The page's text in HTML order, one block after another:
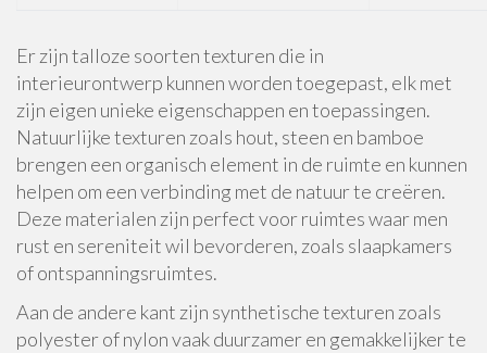
Er zijn talloze soorten texturen die in
interieurontwerp kunnen worden toegepast, elk met
zijn eigen unieke eigenschappen en toepassingen.
Natuurlijke texturen zoals hout, steen en bamboe
brengen een organisch element in de ruimte en kunnen
helpen om een verbinding met de natuur te creëren.
Deze materialen zijn perfect voor ruimtes waar men
rust en sereniteit wil bevorderen, zoals slaapkamers
of ontspanningsruimtes.
Aan de andere kant zijn synthetische texturen zoals
polyester of nylon vaak duurzamer en gemakkelijker te